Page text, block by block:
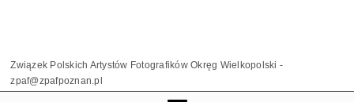
Związek Polskich Artystów Fotografików Okręg Wielkopolski -
zpaf@zpafpoznan.pl